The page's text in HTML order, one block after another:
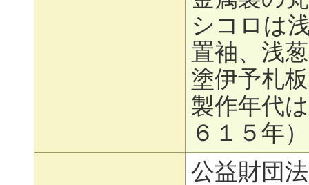
シコロは
置袖、浅
塗伊予札
製作年代
６１５年
公益財団